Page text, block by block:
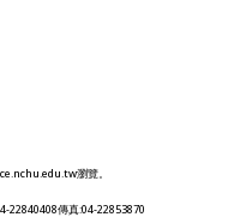
瀏覽。
傳真:04-22853870